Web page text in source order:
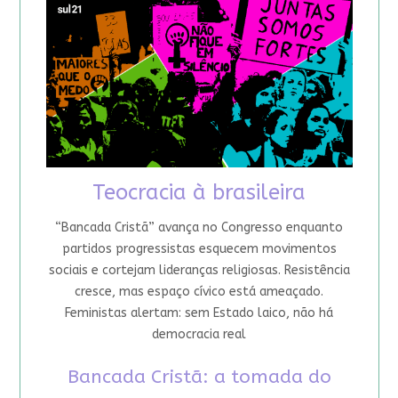
Teocracia à brasileira
“Bancada Cristã” avança no Congresso enquanto
partidos progressistas esquecem movimentos
sociais e cortejam lideranças religiosas. Resistência
cresce, mas espaço cívico está ameaçado.
Feministas alertam: sem Estado laico, não há
democracia real
Bancada Cristã: a tomada do